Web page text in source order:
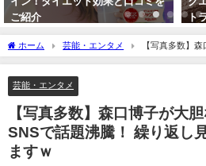
ご紹介
ト
お
理
ホーム 芸能・エンタメ
【写真多数】
で話題沸騰！ 繰り返し見て、ニヤニヤしています
芸能・エンタメ
【写真多数】森口博子が大
SNSで話題沸騰！ 繰り返し
ますｗ